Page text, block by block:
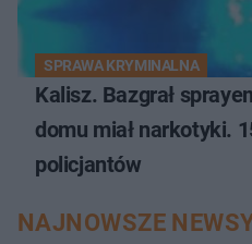
SPRAWA KRYMINALNA
Kalisz. Bazgrał
domu miał narkotyki.
policjantów
NAJNOWSZE